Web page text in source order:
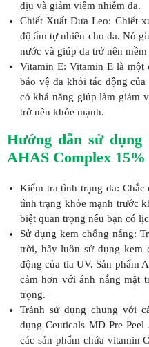
dịu và giảm viêm nhiễm da.
Chiết Xuất Dưa Leo: Chiết
độ ẩm tự nhiên cho da. Nó
nước và giúp da trở nên
Vitamin E: Vitamin E là một
bảo vệ da khỏi tác động
có khả năng giúp làm giảm
trở nên khỏe mạnh.
Hướng dẫn sử dụng
AHAS Complex 15%
Kiểm tra tình trạng da: Chắc
tình trạng khỏe mạnh trước
biệt quan trọng nếu bạn có
Sử dụng kem chống nắng:
trời, hãy luôn sử dụng kem
động của tia UV. Sản phẩm
cảm hơn với ánh nắng mặt
trọng.
Tránh sử dụng chung với
dụng Ceuticals MD Pre
các sản phẩm chứa vitamin